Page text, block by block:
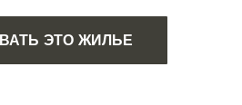
ЭТО ЖИЛЬЕ